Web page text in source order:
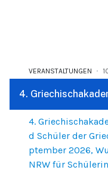
VERANSTALTUNGEN
4.
4.
d Schüler der
ptember 2026,
NRW für